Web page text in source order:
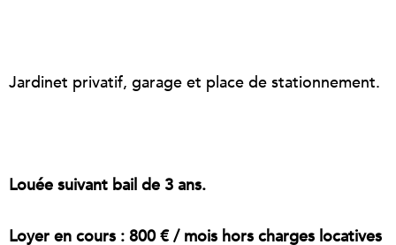
Jardinet privatif, garage et place de stationnement.
Louée suivant bail de 3 ans.
Loyer en cours : 800 € / mois hors charges locatives